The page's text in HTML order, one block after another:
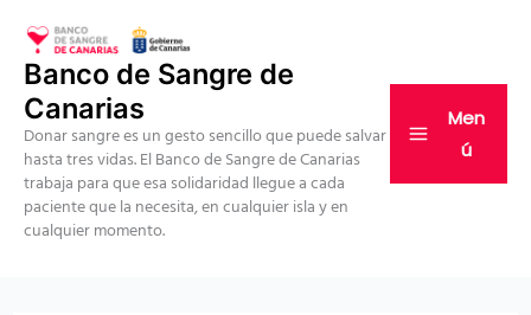
contenido
Banco de Sangre de
Canarias
Donar sangre es un gesto sencillo que puede salvar
hasta tres vidas. El Banco de Sangre de Canarias
trabaja para que esa solidaridad llegue a cada
paciente que la necesita, en cualquier isla y en
cualquier momento.
Men
ú